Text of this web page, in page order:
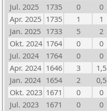
Jul. 2025
1735 0
0
Apr. 2025 1735 1
1
Jan. 2025 1733 5
2
Okt. 2024 1764 0
0
Jul. 2024
1764 0
0
Apr. 2024 1646 3
1,5
Jan. 2024 1654 2
0,5
Okt. 2023 1671 0
0
Jul. 2023
1671 0
0